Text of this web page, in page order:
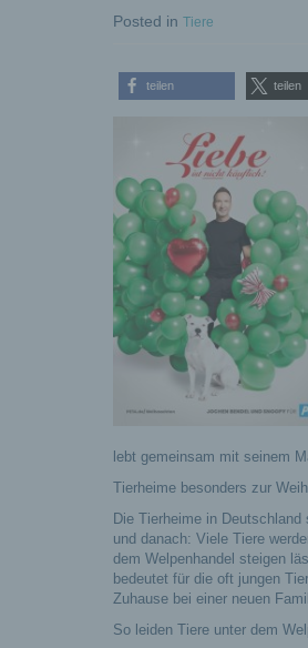
Posted in Tiere
teilen teilen
lebt gemeinsam mit seinem
Tierheime besonders zur
Die Tierheime in
und danach: Viele Tiere
dem Welpenhandel steigen
bedeutet für die oft jungen
Zuhause bei einer neuen
So leiden Tiere unter dem